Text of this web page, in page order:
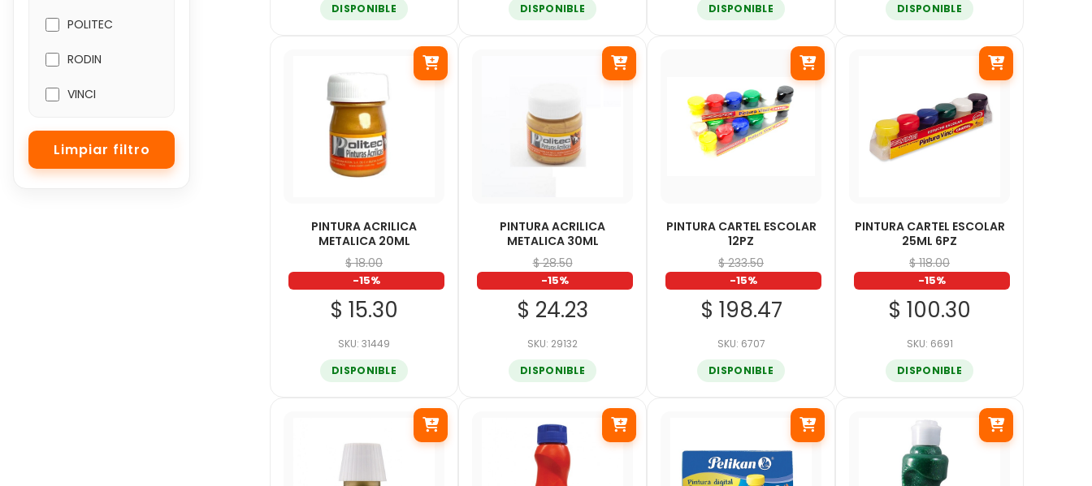
POLITEC
RODIN
VINCI
DISPONIBLE
DISPONIBLE
DISPONIBLE
DISPONIBLE
PINTURA ACRILICA
METALICA 20ML
$ 18.00
-15%
$ 15.30
SKU: 31449
DISPONIBLE
PINTURA ACRILICA
METALICA 30ML
$ 28.50
-15%
$ 24.23
SKU: 29132
DISPONIBLE
PINTURA CARTEL ESCOLAR
12PZ
$ 233.50
-15%
$ 198.47
SKU: 6707
DISPONIBLE
PINTURA CARTEL ESCOLAR
25ML 6PZ
$ 118.00
-15%
$ 100.30
SKU: 6691
DISPONIBLE